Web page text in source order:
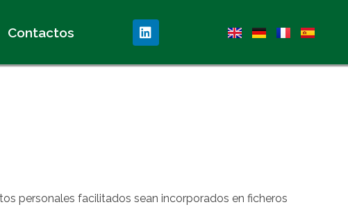
Contactos
personales facilitados sean incorporados en ficheros